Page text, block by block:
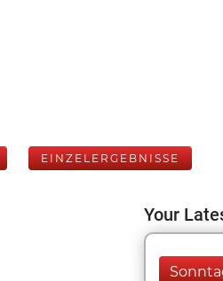
EINZELERGEBNISSE
Your